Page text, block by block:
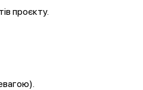
проєкту.